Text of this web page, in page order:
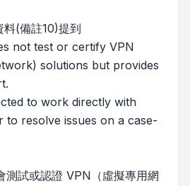
料(備註10)提到
not test or certify VPN
solutions but provides
to work directly with
to resolve issues on a case-
測試或認證 VPN（虛擬專用網